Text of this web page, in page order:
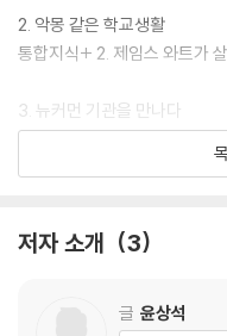
를 탐색하고 설계해 볼 수 있습
2. 악몽 같은 학교생활
통합지식+ 2. 제임스 와트가
3. 뉴커먼 기관을 만나다
통합지식+ 3. 제임스 와트의
통합지식+ 5. 18세기의 과학 기
저자 소개 3
글 윤상석